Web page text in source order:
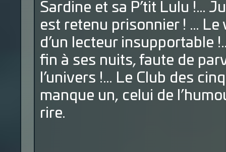
Sardine et sa P’tit Lulu !…
est retenu prisonnier ! … Le
d’un lecteur insupportable
fin à ses nuits, faute de
l’univers !… Le Club des
manque un, celui de
rire.